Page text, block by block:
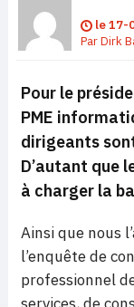
le17-
ParDirk
Pour le
PME
dirigeants
D’autant que
à charger la
Ainsi que nous
l’enquête de
professionnel